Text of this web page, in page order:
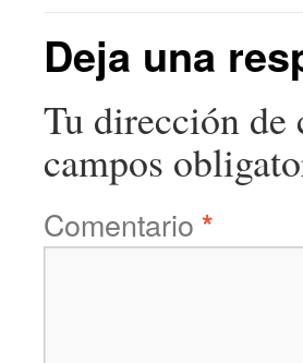
Deja una
Tu dirección de
campos
Comentario *